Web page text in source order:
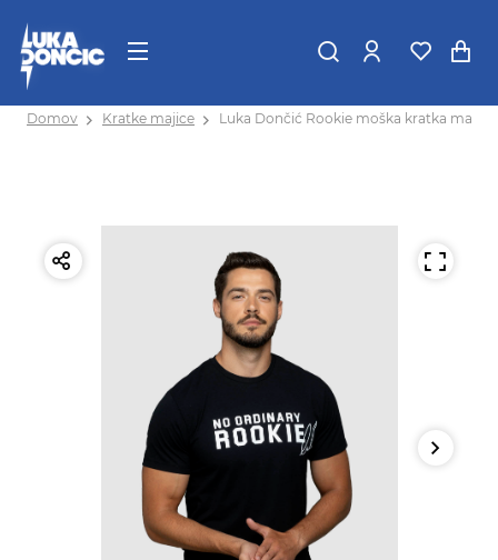
Domov Kratke majice Luka Dončić Rookie moška kratka majica